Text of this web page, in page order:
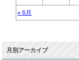
« 6月
月別アーカイブ